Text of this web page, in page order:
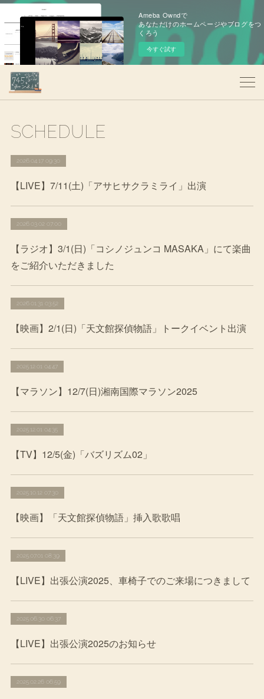
Ameba Owndで
あなただけのホームページやブログをつ
くろう
今すぐ試す
SCHEDULE
2026.04.17 09:30
【LIVE】7/11(土)「アサヒサクラミライ」出演
2026.03.02 07:00
【ラジオ】3/1(日)「コシノジュンコ MASAKA」にて楽曲
をご紹介いただきました
2026.01.31 03:52
【映画】2/1(日)「天文館探偵物語」トークイベント出演
2025.12.01 04:47
【マラソン】12/7(日)湘南国際マラソン2025
2025.12.01 04:35
【TV】12/5(金)「バズリズム02」
2025.10.12 07:30
【映画】「天文館探偵物語」挿入歌歌唱
2025.07.01 08:39
【LIVE】出張公演2025、車椅子でのご来場につきまして
2025.06.30 06:37
【LIVE】出張公演2025のお知らせ
2025.02.26 06:59